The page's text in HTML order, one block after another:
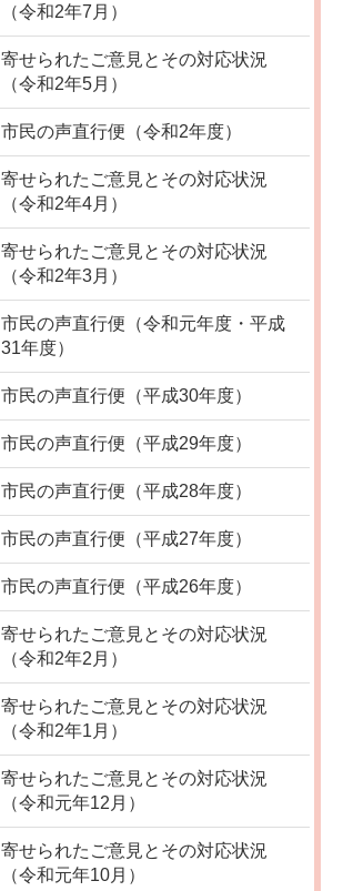
（令和2年7月）
寄せられたご意見とその対応状況
（令和2年5月）
市民の声直行便（令和2年度）
寄せられたご意見とその対応状況
（令和2年4月）
寄せられたご意見とその対応状況
（令和2年3月）
市民の声直行便（令和元年度・平成
31年度）
市民の声直行便（平成30年度）
市民の声直行便（平成29年度）
市民の声直行便（平成28年度）
市民の声直行便（平成27年度）
市民の声直行便（平成26年度）
寄せられたご意見とその対応状況
（令和2年2月）
寄せられたご意見とその対応状況
（令和2年1月）
寄せられたご意見とその対応状況
（令和元年12月）
寄せられたご意見とその対応状況
（令和元年10月）